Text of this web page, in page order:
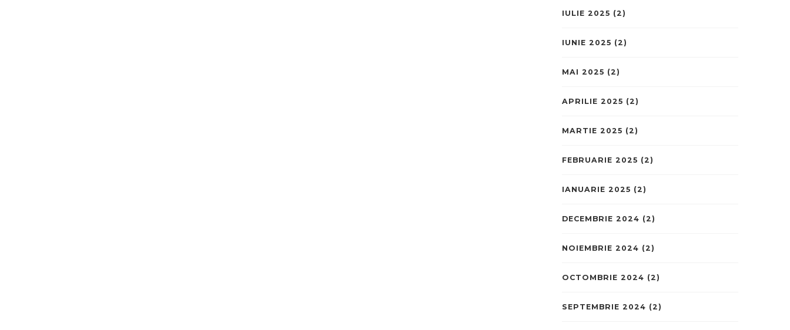
IULIE 2025 (2)
IUNIE 2025 (2)
MAI 2025 (2)
APRILIE 2025 (2)
MARTIE 2025 (2)
FEBRUARIE 2025 (2)
IANUARIE 2025 (2)
DECEMBRIE 2024 (2)
NOIEMBRIE 2024 (2)
OCTOMBRIE 2024 (2)
SEPTEMBRIE 2024 (2)